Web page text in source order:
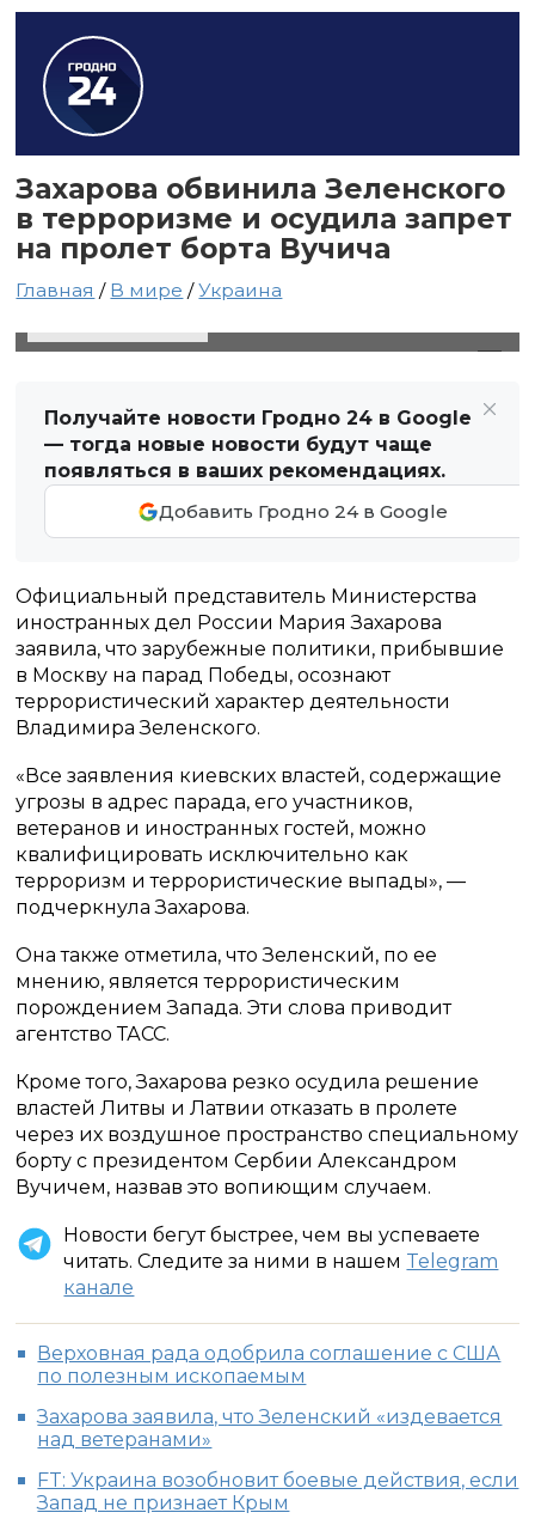
Захарова обвинила Зеленского
в терроризме и осудила запрет
на пролет борта Вучича
Главная / В мире /Украина
Получайте новости Гродно 24 в Google
— тогда новые новости будут чаще
появляться в ваших рекомендациях.
Добавить Гродно 24 в Google
Официальный представитель Министерства
иностранных дел России Мария Захарова
заявила, что зарубежные политики, прибывшие
в Москву на парад Победы, осознают
террористический характер деятельности
Владимира Зеленского.
«Все заявления киевских властей, содержащие
угрозы в адрес парада, его участников,
ветеранов и иностранных гостей, можно
квалифицировать исключительно как
терроризм и террористические выпады», —
подчеркнула Захарова.
Она также отметила, что Зеленский, по ее
мнению, является террористическим
порождением Запада. Эти слова приводит
агентство ТАСС.
Кроме того, Захарова резко осудила решение
властей Литвы и Латвии отказать в пролете
через их воздушное пространство специальному
борту с президентом Сербии Александром
Вучичем, назвав это вопиющим случаем.
Новости бегут быстрее, чем вы успеваете
читать. Следите за ними в нашем Telegram
канале
Верховная рада одобрила соглашение с США
по полезным ископаемым
Захарова заявила, что Зеленский «издевается
над ветеранами»
FT: Украина возобновит боевые действия, если
Запад не признает Крым